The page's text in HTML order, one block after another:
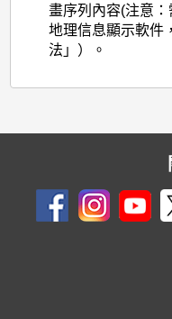
畫序列內容(注意
地理信息顯示軟件
法」）。